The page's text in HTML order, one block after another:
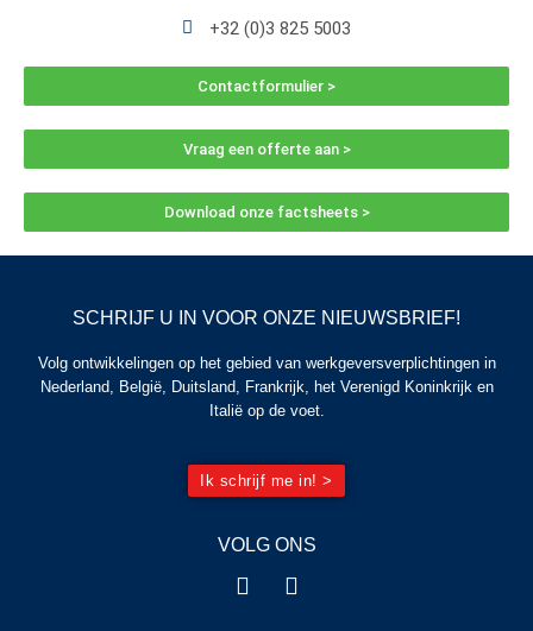
+32 (0)3 825 5003
Contactformulier >
Vraag een offerte aan >
Download onze factsheets >
VOLG ONS
SCHRIJF U IN VOOR ONZE NIEUWSBRIEF!
Volg ontwikkelingen op het gebied van werkgeversverplichtingen in
Nederland, België, Duitsland, Frankrijk, het Verenigd Koninkrijk en
Italië op de voet.
Ik schrijf me in! >